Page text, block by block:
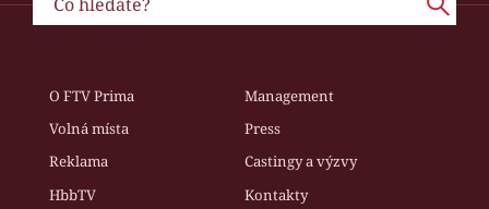
O FTV Prima
Management
Volná místa
Press
Reklama
Castingy a výzvy
HbbTV
Kontakty